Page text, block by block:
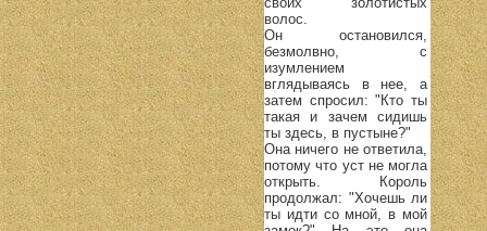
волос.
Он остановился,
безмолвно, с
изумлением
вглядываясь в нее, а
затем спросил: "Кто ты
такая и зачем сидишь
ты здесь, в пустыне?"
Она ничего не ответила,
потому что уст не могла
открыть. Король
продолжал: "Хочешь ли
ты идти со мной, в мой